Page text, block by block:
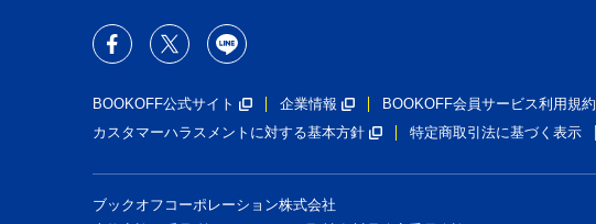
BOOKOFF公式サイト 企業情報 BOOKOFF会員サービス利用規約
カスタマーハラスメントに対する基本方針
特定商取引法に基づく表示
ブックオフコーポレーション株式会社